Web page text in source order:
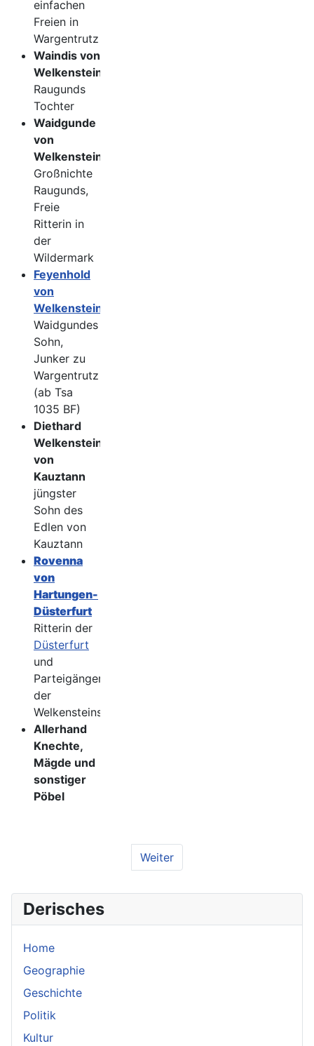
Derisches
Home
Geographie
Geschichte
Politik
Kultur
einfachen
Freien in
Wargentrutz
Waindis von
Welkenstein
Raugunds
Tochter
Waidgunde
von
Welkenstein
Großnichte
Raugunds,
Freie
Ritterin in
der
Wildermark
Feyenhold
von
Welkenstein
Waidgundes
Sohn,
Junker zu
Wargentrutz
(ab Tsa
1035 BF)
Diethard
Welkenstein
von
Kauztann
jüngster
Sohn des
Edlen von
Kauztann
Rovenna
von
Hartungen-
Düsterfurt
Ritterin der
Düsterfurt
und
Parteigängerin
der
Welkensteins
Allerhand
Knechte,
Mägde und
sonstiger
Pöbel
Weiter